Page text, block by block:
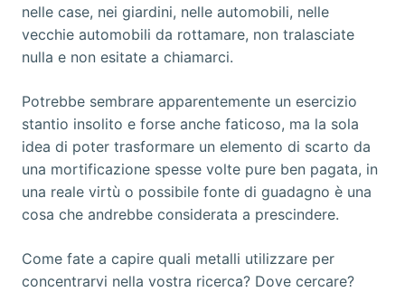
nelle case, nei giardini, nelle automobili, nelle
vecchie automobili da rottamare, non tralasciate
nulla e non esitate a chiamarci.
Potrebbe sembrare apparentemente un esercizio
stantio insolito e forse anche faticoso, ma la sola
idea di poter trasformare un elemento di scarto da
una mortificazione spesse volte pure ben pagata, in
una reale virtù o possibile fonte di guadagno è una
cosa che andrebbe considerata a prescindere.
Come fate a capire quali metalli utilizzare per
concentrarvi nella vostra ricerca? Dove cercare?